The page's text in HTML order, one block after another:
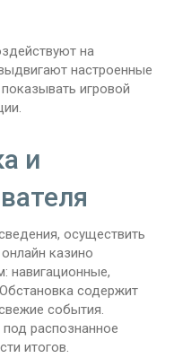
на
настроенные
игровой
и
осуществить
казино
навигационные,
содержит
события.
под распознанное
итогов.